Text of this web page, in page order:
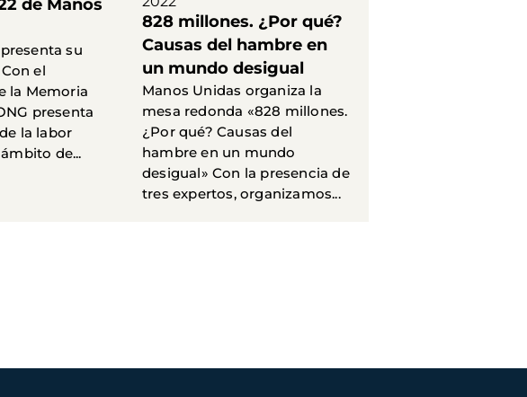
de Manos
su
el
la Memoria
presenta
la labor
de...
828 millones. ¿Por qué?
Causas del hambre en
un mundo desigual
Manos Unidas organiza la
mesa redonda «828 millones.
¿Por qué? Causas del
hambre en un mundo
desigual» Con la presencia de
tres expertos, organizamos...